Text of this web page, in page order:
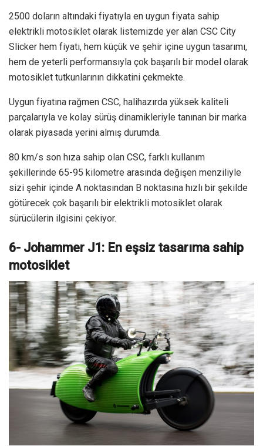
2500 doların altındaki fiyatıyla en uygun fiyata sahip
elektrikli motosiklet olarak listemizde yer alan CSC City
Slicker hem fiyatı, hem küçük ve şehir içine uygun tasarımı,
hem de yeterli performansıyla çok başarılı bir model olarak
motosiklet tutkunlarının dikkatini çekmekte.
Uygun fiyatına rağmen CSC, halihazırda yüksek kaliteli
parçalarıyla ve kolay sürüş dinamikleriyle tanınan bir marka
olarak piyasada yerini almış durumda.
80 km/s son hıza sahip olan CSC, farklı kullanım
şekillerinde 65-95 kilometre arasında değişen menziliyle
sizi şehir içinde A noktasından B noktasına hızlı bir şekilde
götürecek çok başarılı bir elektrikli motosiklet olarak
sürücülerin ilgisini çekiyor.
6- Johammer J1: En eşsiz tasarıma sahip
motosiklet